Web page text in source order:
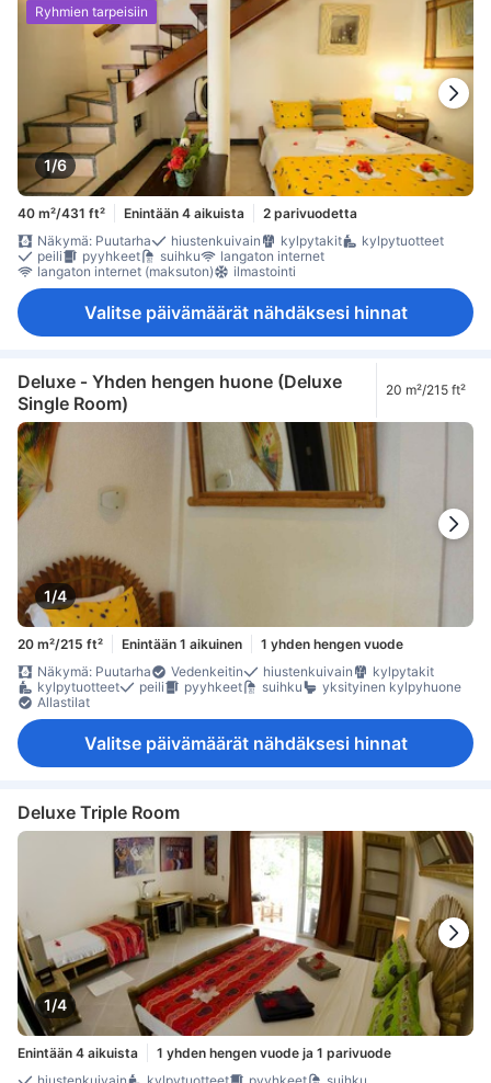
1/6
Ryhmien tarpeisiin
40 m²/431 ft² Enintään 4 aikuista
2 parivuodetta
Näkymä: Puutarha
hiustenkuivain kylpytakit
kylpytuotteet
peili
pyyhkeet suihku
langaton internet
langaton internet (maksuton)
ilmastointi
Valitse päivämäärät nähdäksesi hinnat
Deluxe ‑ Yhden hengen huone (Deluxe
Single Room)
20 m²/215 ft²
1/4
20 m²/215 ft² Enintään 1 aikuinen
1 yhden hengen vuode
Näkymä: Puutarha
Vedenkeitin hiustenkuivain
kylpytakit
kylpytuotteet
peili pyyhkeet suihku
yksityinen kylpyhuone
Allastilat
Valitse päivämäärät nähdäksesi hinnat
Deluxe Triple Room
1/4
Enintään 4 aikuista
1 yhden hengen vuode ja 1 parivuode